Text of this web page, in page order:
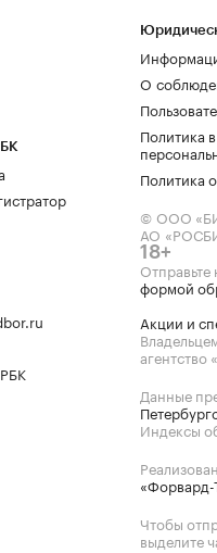
О
Политика
Политика
© ООО
АО
18+
формой
Акции и
агентство
Данные
Индексы
«Форвард-
Чтобы
выделите